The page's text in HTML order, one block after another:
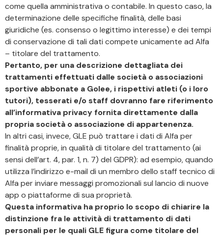
come quella amministrativa o contabile. In questo caso, la
determinazione delle specifiche finalità, delle basi
giuridiche (es. consenso o legittimo interesse) e dei tempi
di conservazione di tali dati compete unicamente ad Alfa
– titolare del trattamento.
Pertanto, per una descrizione dettagliata dei
trattamenti effettuati dalle società o associazioni
sportive abbonate a Golee, i rispettivi atleti (o i loro
tutori), tesserati e/o staff dovranno fare riferimento
all’informativa privacy fornita direttamente dalla
propria società o associazione di appartenenza.
In altri casi, invece, GLE può trattare i dati di Alfa per
finalità proprie, in qualità di titolare del trattamento (ai
sensi dell’art. 4, par. 1, n. 7) del GDPR): ad esempio, quando
utilizza l’indirizzo e-mail di un membro dello staff tecnico di
Alfa per inviare messaggi promozionali sul lancio di nuove
app o piattaforme di sua proprietà.
Questa informativa ha proprio lo scopo di chiarire la
distinzione fra le attività di trattamento di dati
personali per le quali GLE figura come titolare del